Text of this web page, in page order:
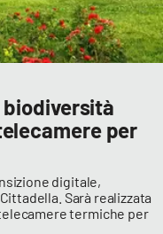
biodiversità
per
digitale,
Sarà realizzata
termiche per